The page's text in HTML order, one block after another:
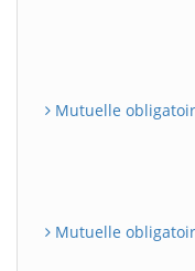
Mutuelle
Mutuelle